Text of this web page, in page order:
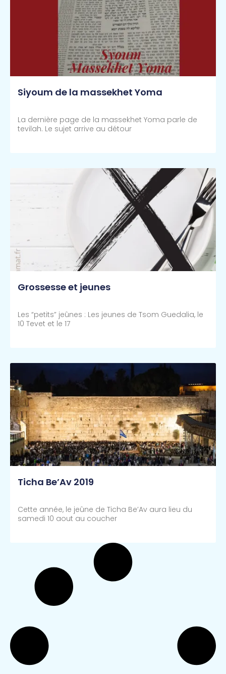
Siyoum de la massekhet Yoma
La dernière page de la massekhet Yoma parle de
tevilah. Le sujet arrive au détour
Grossesse et jeunes
Les “petits” jeûnes : Les jeunes de Tsom Guedalia, le
10 Tevet et le 17
Ticha Be’Av 2019
Cette année, le jeûne de Ticha Be’Av aura lieu du
samedi 10 aout au coucher